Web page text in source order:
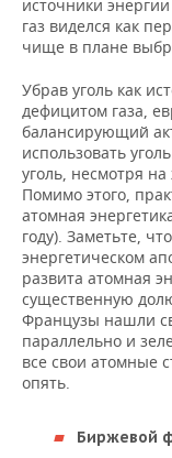
источники
газ виделся как
чище в плане
Убрав уголь как
дефицитом газа,
балансирующий
использовать
уголь, несмотря
Помимо этого,
атомная
году). Заметьте,
энергетическом
развита атомная
существенную
Французы нашли
параллельно и
все свои атомные
опять.
Биржевой